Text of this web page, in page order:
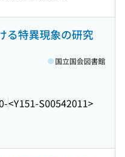
る特異現象の研究
<Y151-S00542011>
国立国会図書館